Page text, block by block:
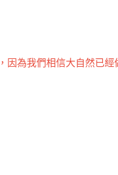
因為我們相信大自然已經